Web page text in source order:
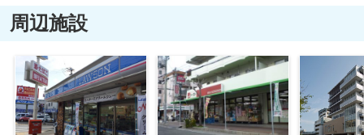
周辺施設